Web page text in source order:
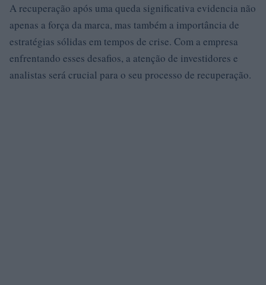
A recuperação após uma queda significativa evidencia não
apenas a força da marca, mas também a importância de
estratégias sólidas em tempos de crise. Com a empresa
enfrentando esses desafios, a atenção de investidores e
analistas será crucial para o seu processo de recuperação.